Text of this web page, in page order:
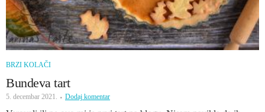
BRZI KOLAČI
Bundeva tart
5. decembar 2021. Dodaj komentar